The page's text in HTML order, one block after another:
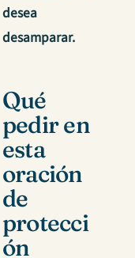
desea
desamparar.
Qué
pedir en
esta
oración
de
protecci
ón